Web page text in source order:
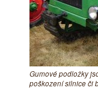
Gumové podložky
poškození silnice či